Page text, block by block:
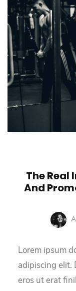
The Real
And
Lorem ipsum
adipiscing elit.
eros ut erat